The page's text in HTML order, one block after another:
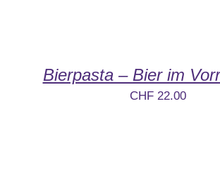
Bierpasta – Bier im
CHF 22.00